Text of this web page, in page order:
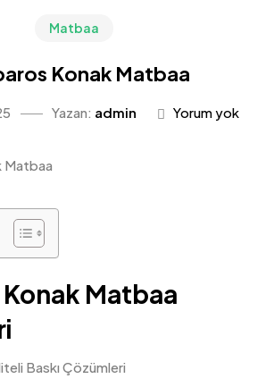
Matbaa
Konak Matbaa
Yazan: admin Yorum yok
Matbaa
Baskı Çözümleri